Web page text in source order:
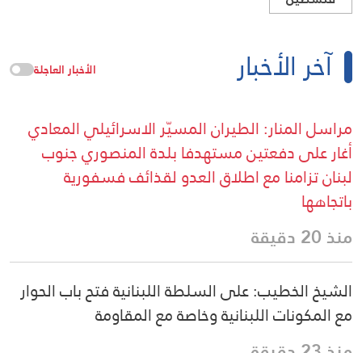
آخر الأخبار الأخبار العاجلة
مراسل المنار: الطيران المسيّر الاسرائيلي المعادي
أغار على دفعتين مستهدفا بلدة المنصوري جنوب
لبنان تزامنا مع اطلاق العدو لقذائف فسفورية
باتجاهها
منذ 20 دقيقة
الشيخ الخطيب: على السلطة اللبنانية فتح باب الحوار
مع المكونات اللبنانية وخاصة مع المقاومة